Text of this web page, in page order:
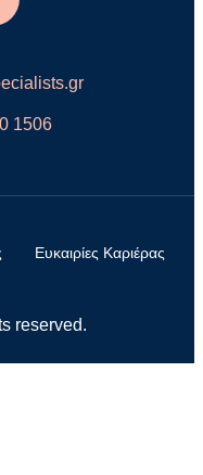
1506
Ευκαιρίες Καριέρας
reserved.